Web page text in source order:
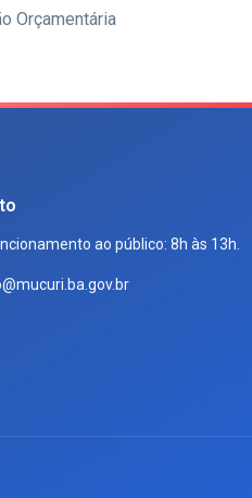
Orçamentária
ao público: 8h às 13h.